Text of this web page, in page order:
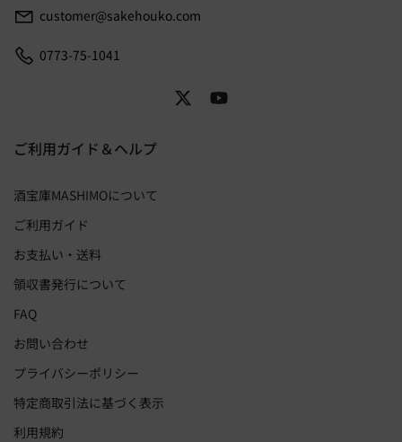
customer@sakehouko.com
0773-75-1041
ご利用ガイド＆ヘルプ
酒宝庫MASHIMOについて
ご利用ガイド
お支払い・送料
領収書発行について
FAQ
お問い合わせ
プライバシーポリシー
特定商取引法に基づく表示
利用規約